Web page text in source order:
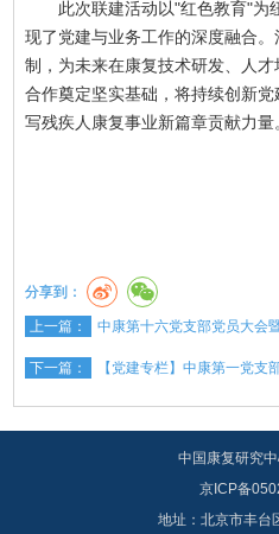
此次联建活动以"红色教育"为
现了党建与业务工作的深度融合
制，为未来在康复技术研发、人
合作奠定坚实基础，将持续创新
写残疾人康复事业新篇章贡献力量
分享到：
上一篇： 中康第十六党支部党员大
下一篇： 【党建专栏】中康第一党
中国康复研究
京ICP备
地址：北京市丰台